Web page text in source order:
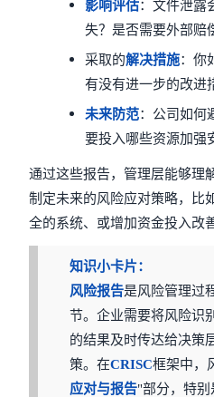
影响评估：文件泄露
失？是否需要外部赔
采取的解决措施：你
有没有进一步的改进
未来防范：公司如何
要投入哪些资源加强
通过这些报告，管理层能够理
制定未来的风险应对策略，比
全的系统、或增加资金投入改
知识小卡片：
风险报告是风险管理过
节。企业需要将风险识
的结果及时传达给决策
策。在CRISC框架中，
应对与报告"部分，特别